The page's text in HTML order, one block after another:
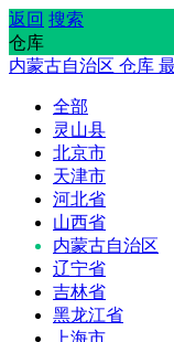
返回 搜索
仓库
内蒙古自治区 仓库
全部
灵山县
北京市
天津市
河北省
山西省
内蒙古自治区
辽宁省
吉林省
黑龙江省
上海市